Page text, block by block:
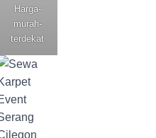
Harga-
murah-
terdekat